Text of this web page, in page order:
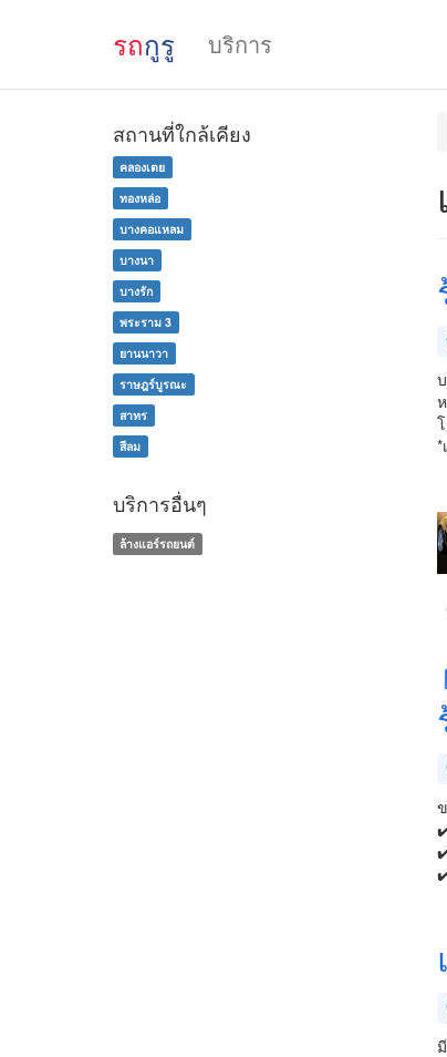
รถกูรู บริการ
*
สถานที่ใกล้เคียง
คลองเตย
ทองหล่อ
บางคอแหลม
บางนา
บางรัก
พระราม 3
ยานนาวา
ราษฎร์บูรณะ
สาทร
สีลม
บริการอื่นๆ
ล้างแอร์รถยนต์